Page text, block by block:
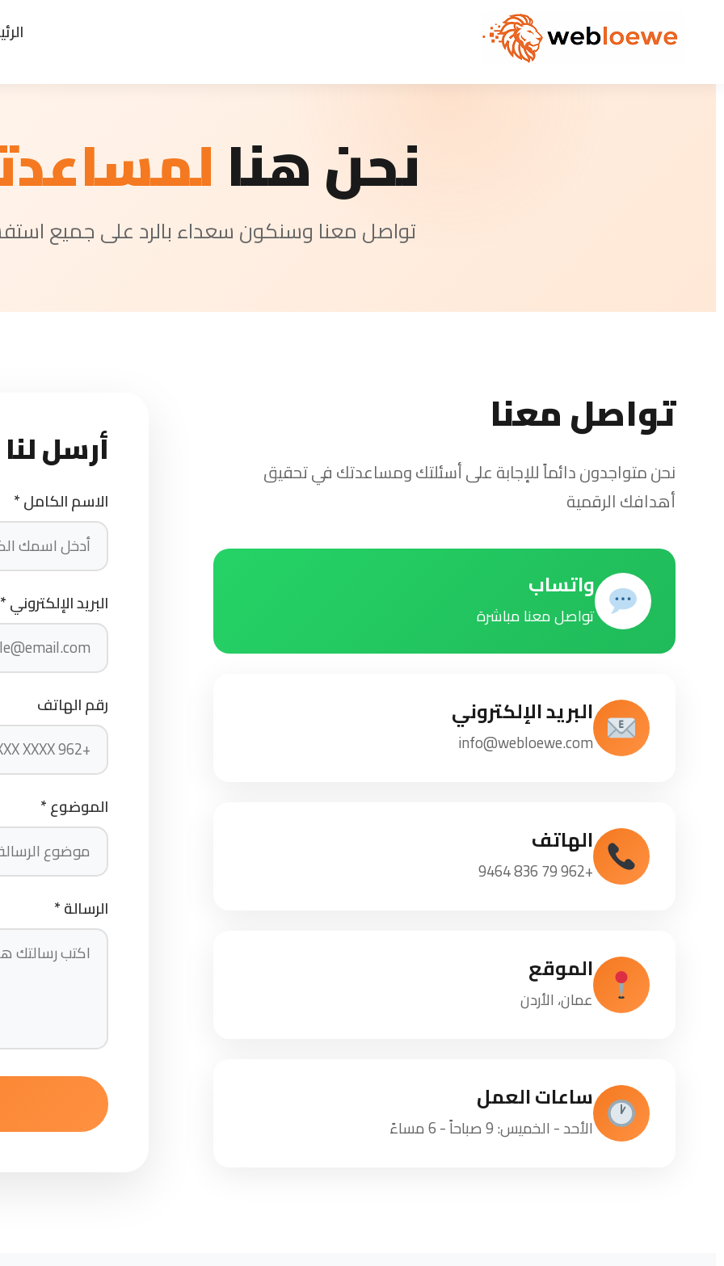
نحن هنا
تواصل معنا وسنكون سعداء بالرد على جميع
تواصل معنا
نحن متواجدون دائماً للإجابة على أسئلتك ومساعدتك في تحقيق
أهدافك الرقمية
واتساب
تواصل معنا مباشرة
البريد الإلكتروني
info@webloewe.com
الهاتف
+962 79 836 9464
الموقع
عمان، الأردن
ساعات العمل
الأحد - الخميس: 9 صباحاً - 6 مساءً
أرسل
الاسم الكامل *
البريد الإلكتروني *
رقم الهاتف
الموضوع *
الرسالة *